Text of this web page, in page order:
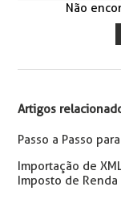
Não
Artigos
Passo a Passo
Importação de
Imposto de Renda